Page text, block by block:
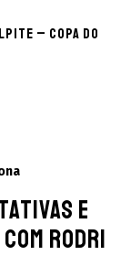
– Copa do
e
Rodri